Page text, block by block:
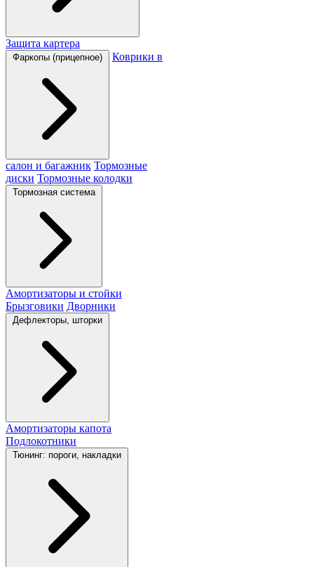
Защита картера
Фаркопы (прицепное) Коврики в
салон и багажник Тормозные
диски Тормозные колодки
Тормозная система
Амортизаторы и стойки
Брызговики Дворники
Дефлекторы, шторки
Амортизаторы капота
Подлокотники
Тюнинг: пороги, накладки